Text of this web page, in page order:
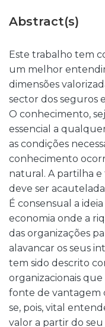
Abstract(s)
Este trabalho tem
um melhor
dimensões
sector dos seguros
O conhecimento,
essencial a
as condições
conhecimento
natural. A partilha
deve ser
É consensual a
economia onde a
das organizações
alavancar os seus
tem sido descrito
organizacionais
fonte de vantagem
se, pois, vital
valor a partir do